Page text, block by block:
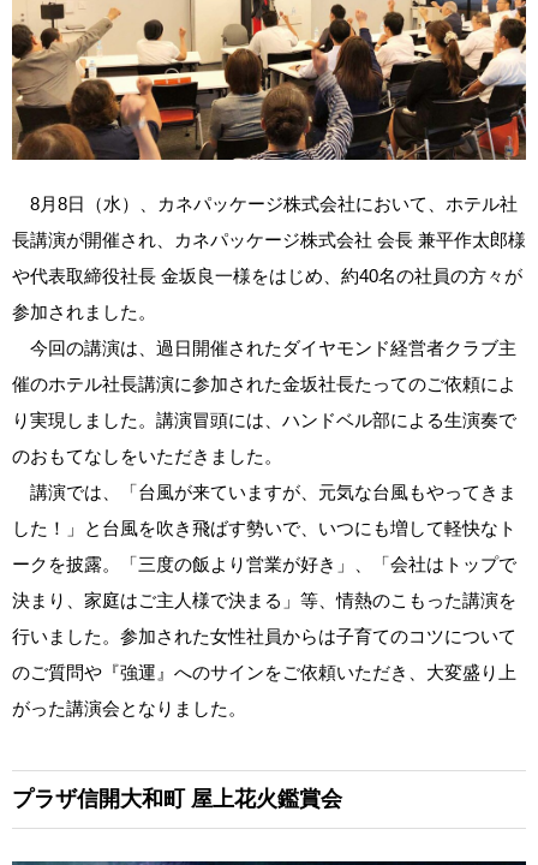
8月8日（水）、カネパッケージ株式会社において、ホテル社
長講演が開催され、カネパッケージ株式会社 会長 兼平作太郎様
や代表取締役社長 金坂良一様をはじめ、約40名の社員の方々が
参加されました。
今回の講演は、過日開催されたダイヤモンド経営者クラブ主
催のホテル社長講演に参加された金坂社長たってのご依頼によ
り実現しました。講演冒頭には、ハンドベル部による生演奏で
のおもてなしをいただきました。
講演では、「台風が来ていますが、元気な台風もやってきま
した！」と台風を吹き飛ばす勢いで、いつにも増して軽快なト
ークを披露。「三度の飯より営業が好き」、「会社はトップで
決まり、家庭はご主人様で決まる」等、情熱のこもった講演を
行いました。参加された女性社員からは子育てのコツについて
のご質問や『強運』へのサインをご依頼いただき、大変盛り上
がった講演会となりました。
プラザ信開大和町 屋上花火鑑賞会